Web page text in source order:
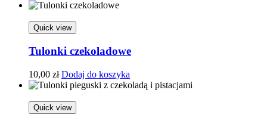
Quick view
Tulonki czekoladowe
10,00 zł Dodaj do koszyka
Quick view